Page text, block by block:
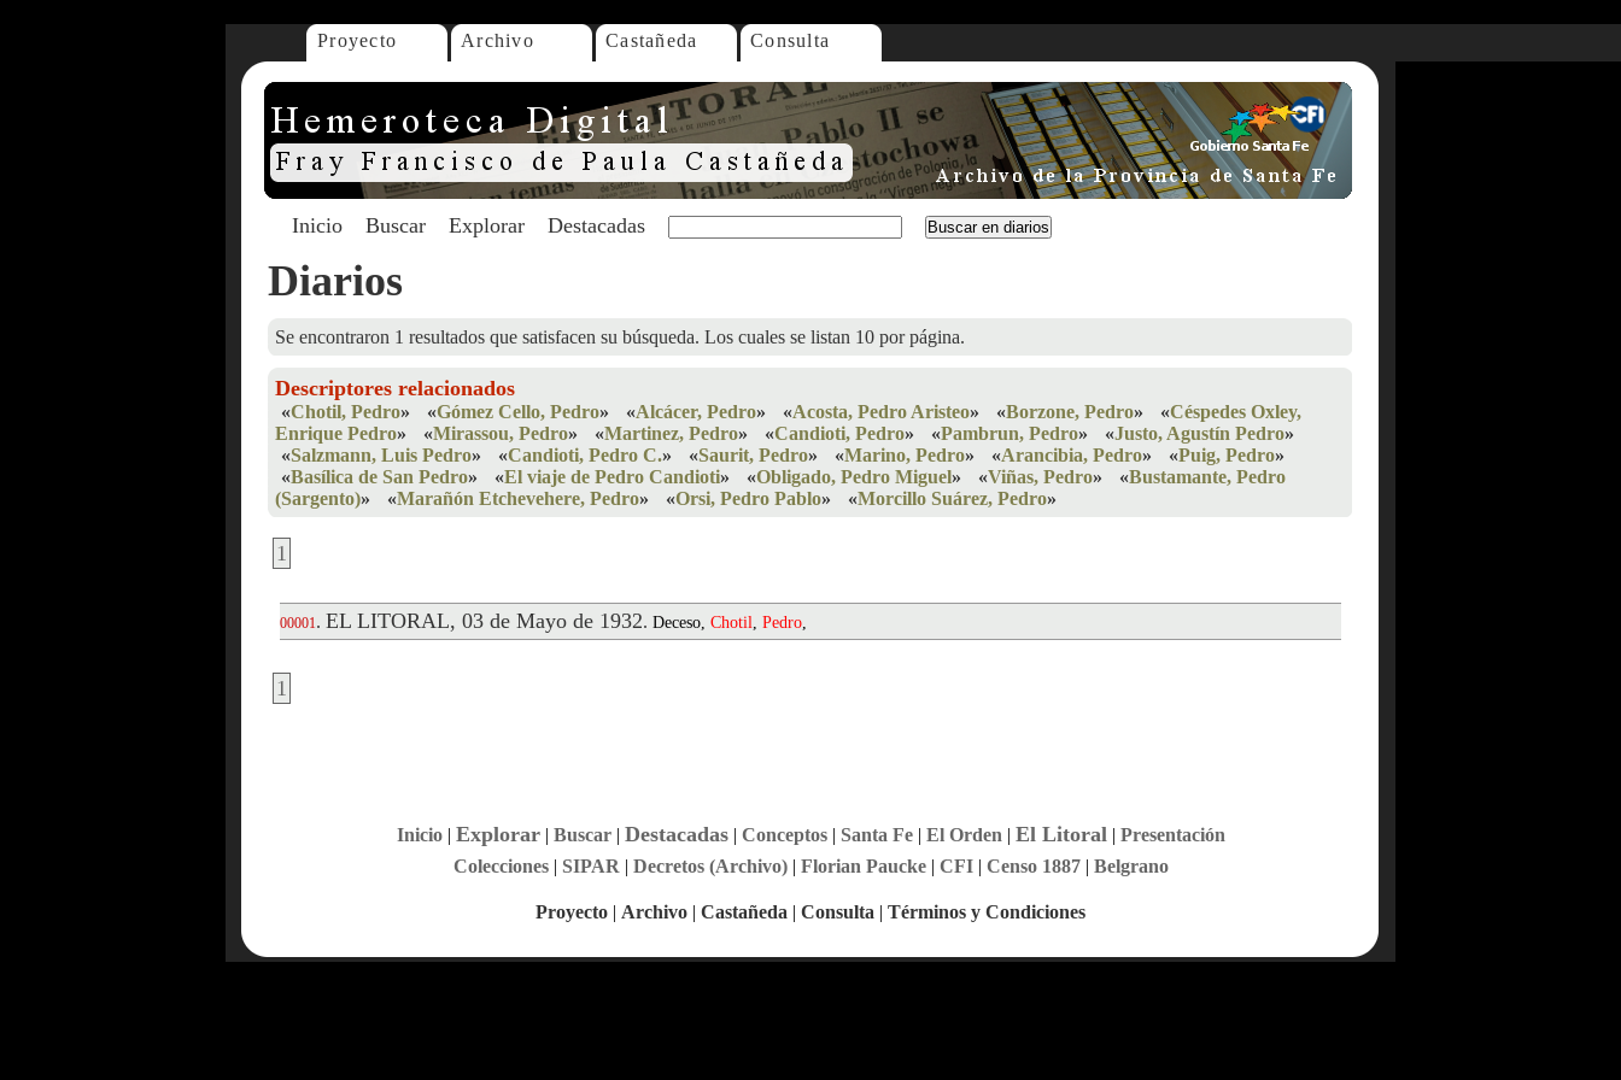
Proyecto Archivo Castañeda Consulta
Inicio Buscar Explorar Destacadas
Diarios
Se encontraron 1 resultados que satisfacen su búsqueda. Los cuales se listan 10 por página.
Descriptores relacionados
«Chotil, Pedro» «Gómez Cello, Pedro» «Alcácer, Pedro» «Acosta, Pedro Aristeo» «Borzone, Pedro» «Céspedes Oxley,
Enrique Pedro» «Mirassou, Pedro» «Martinez, Pedro» «Candioti, Pedro» «Pambrun, Pedro» «Justo, Agustín Pedro»
«Salzmann, Luis Pedro» «Candioti, Pedro C.» «Saurit, Pedro» «Marino, Pedro» «Arancibia, Pedro» «Puig, Pedro»
«Basílica de San Pedro» «El viaje de Pedro Candioti» «Obligado, Pedro Miguel» «Viñas, Pedro» «Bustamante, Pedro
(Sargento)» «Marañón Etchevehere, Pedro» «Orsi, Pedro Pablo» «Morcillo Suárez, Pedro»
1
00001. EL LITORAL, 03 de Mayo de 1932. Deceso, Chotil, Pedro,
1
Inicio| Explorar| Buscar| Destacadas| Conceptos| Santa Fe| El Orden | El Litoral | Presentación
Colecciones| SIPAR | Decretos (Archivo)| Florian Paucke| CFI| Censo 1887| Belgrano
Proyecto | Archivo | Castañeda | Consulta | Términos y Condiciones